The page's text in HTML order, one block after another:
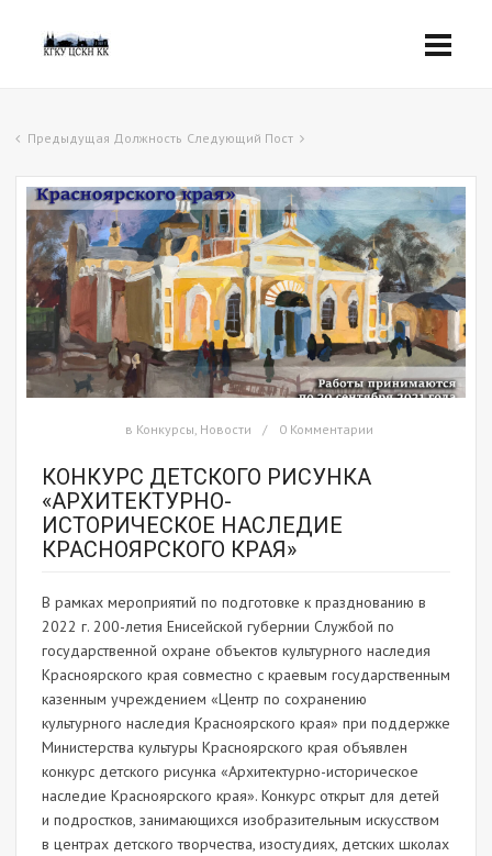
Предыдущая Должность Следующий Пост
в Конкурсы, Новости 0 Комментарии
КОНКУРС ДЕТСКОГО РИСУНКА
«АРХИТЕКТУРНО-
ИСТОРИЧЕСКОЕ НАСЛЕДИЕ
КРАСНОЯРСКОГО КРАЯ»
В рамках мероприятий по подготовке к празднованию в
2022 г. 200-летия Енисейской губернии Службой по
государственной охране объектов культурного наследия
Красноярского края совместно с краевым государственным
казенным учреждением «Центр по сохранению
культурного наследия Красноярского края» при поддержке
Министерства культуры Красноярского края объявлен
конкурс детского рисунка «Архитектурно-историческое
наследие Красноярского края». Конкурс открыт для детей
и подростков, занимающихся изобразительным искусством
в центрах детского творчества, изостудиях, детских школах